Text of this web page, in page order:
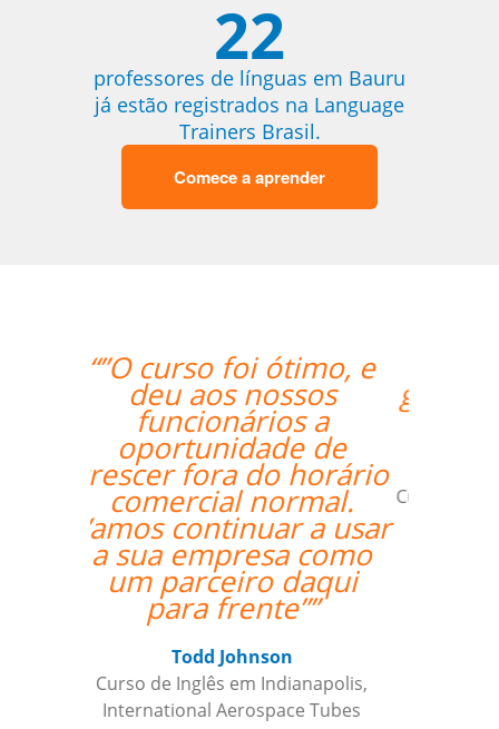
22
professores de línguas em Bauru
já estão registrados na Language
Trainers Brasil.
Comece a aprender
“”My teacher is very
good and I had a great
week with her!””
Mustafa Hussain
Curso de Português em São Jose dos
Campos